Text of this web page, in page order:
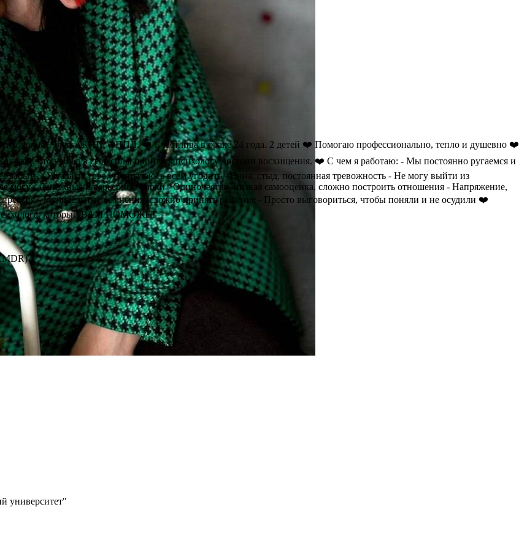
Член АКПП, ОППЛ. ❤️ Счастлива в браке 24 года. 2 детей ❤️ Помогаю профессионально, тепло и душевно ❤️
кто нашел в себе силы прийти к психологу достоин восхищения. ❤️ С чем я работаю: - Мы постоянно ругаемся и
забыть - Устала от того, что пытаюсь всем угодить - Вина, стыд, постоянная тревожность - Не могу выйти из
могу - Денежные и карьерные блоки - Одиночество, низкая самооценка, сложно построить отношения - Напряжение,
- Мучительные сомнения, сложно принять решение - Просто выговориться, чтобы поняли и не осудили ❤️
который ВАМ ПОМОЖЕТ
университет"